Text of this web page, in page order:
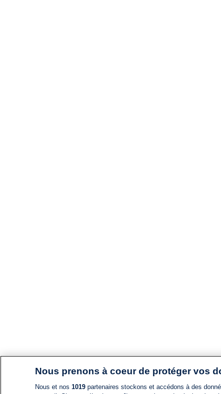
Nous prenons à coeur de protéger vos
Nous et nos 1019partenaires stockons et accédons à des